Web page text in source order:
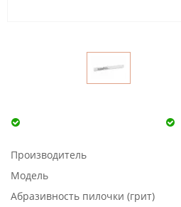
Производитель
Модель
Абразивность пилочки (грит)